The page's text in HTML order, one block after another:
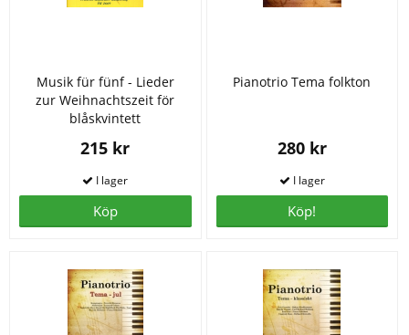
Musik für fünf - Lieder
zur Weihnachtszeit för
blåskvintett
215 kr
Köp
Pianotrio Tema folkton
280 kr
Köp!